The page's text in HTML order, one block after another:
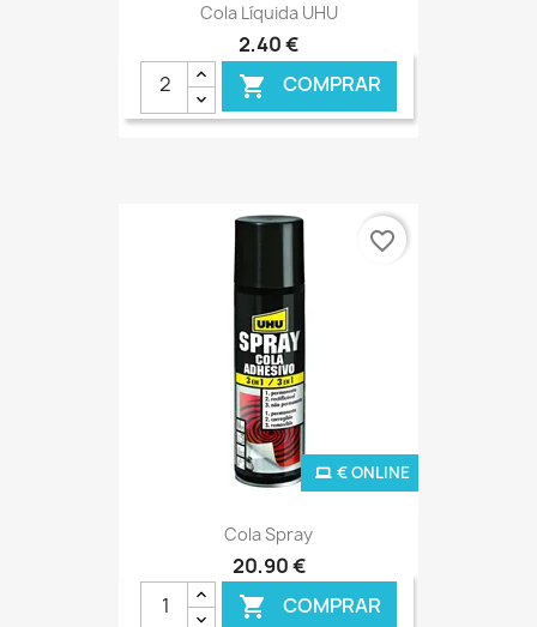
Cola Líquida UHU
2,40 €
 COMPRAR
Cola Spray
20,90 €
 COMPRAR
€ ONLINE
favorite_border